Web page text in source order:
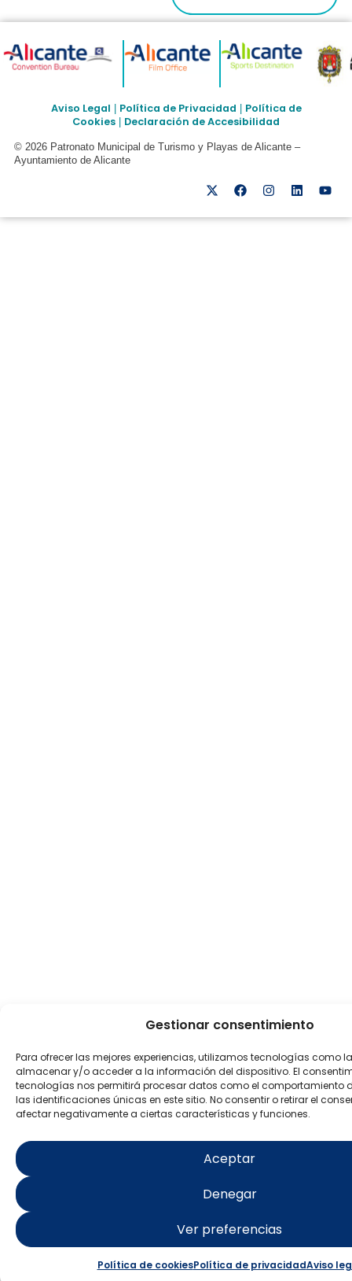
Gestionar consentimiento
Para ofrecer las mejores experiencias, utilizamos tecnologías como
almacenar y/o acceder a la información del dispositivo. El
tecnologías nos permitirá procesar datos como el comportamiento
las identificaciones únicas en este sitio. No consentir o retirar el
afectar negativamente a ciertas características y funciones.
Aceptar
Denegar
Ver preferencias
Política de cookiesPolítica de privacidadAviso
Aviso Legal Política de Privacidad
Política de
Cookies
Declaración de Accesibilidad
© 2026 Patronato Municipal de Turismo y Playas de Alicante –
Ayuntamiento de Alicante